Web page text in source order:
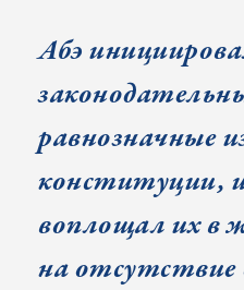
Абэ
равнозначные
конституции,
воплощал их в
на отсутствие